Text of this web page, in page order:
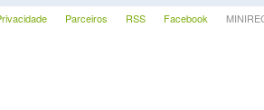
Parceiros RSS Facebook